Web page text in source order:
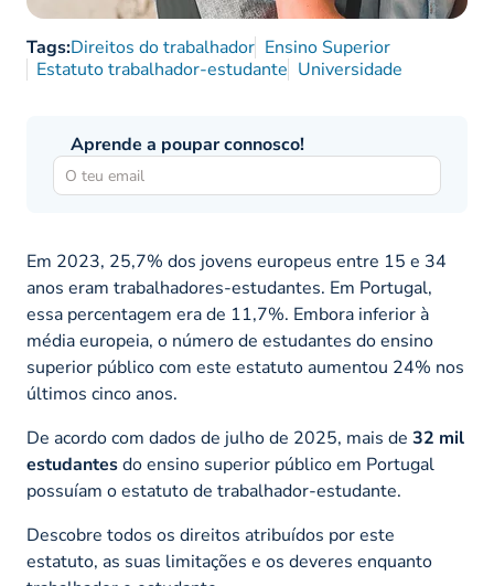
Tags:Direitos do trabalhador Ensino Superior
Estatuto trabalhador-estudante Universidade
Aprende a poupar connosco!
Em 2023, 25,7% dos jovens europeus entre 15 e 34
anos eram trabalhadores-estudantes. Em Portugal,
essa percentagem era de 11,7%. Embora inferior à
média europeia, o número de estudantes do ensino
superior público com este estatuto aumentou 24% nos
últimos cinco anos.
De acordo com dados de julho de 2025, mais de 32 mil
estudantesdo ensino superior público em Portugal
possuíam o estatuto de trabalhador-estudante.
Descobre todos os direitos atribuídos por este
estatuto, as suas limitações e os deveres enquanto